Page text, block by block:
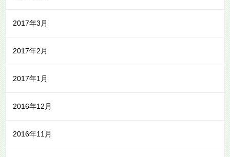
2017年3月
2017年2月
2017年1月
2016年12月
2016年11月